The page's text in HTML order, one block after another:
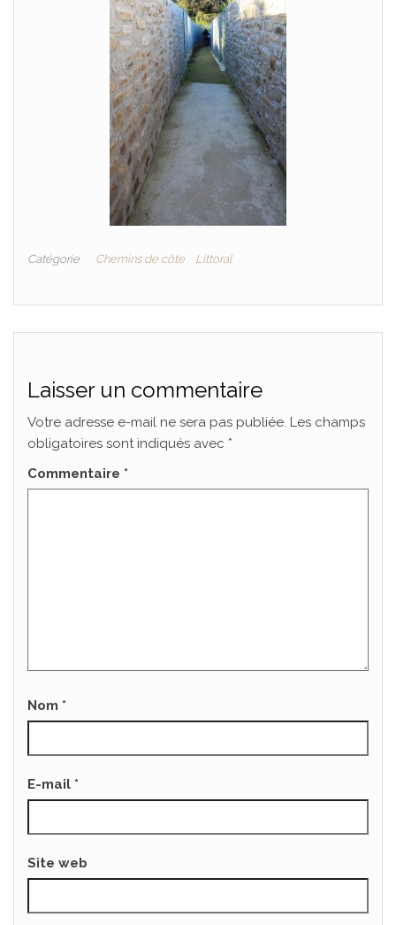
Catégorie Chemins de côte Littoral
Laisser un commentaire
Votre adresse e-mail ne sera pas publiée. Les champs
obligatoires sont indiqués avec *
Commentaire *
Nom *
E-mail *
Site web